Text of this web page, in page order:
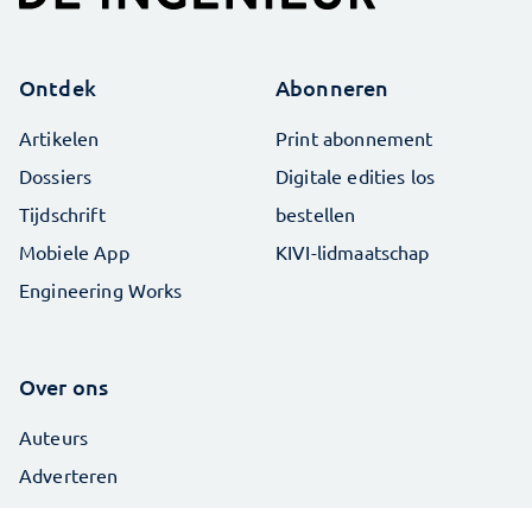
Ontdek
Artikelen
Dossiers
Tijdschrift
Mobiele App
Engineering Works
Abonneren
Print abonnement
Digitale edities los
bestellen
KIVI-lidmaatschap
Over ons
Auteurs
Adverteren